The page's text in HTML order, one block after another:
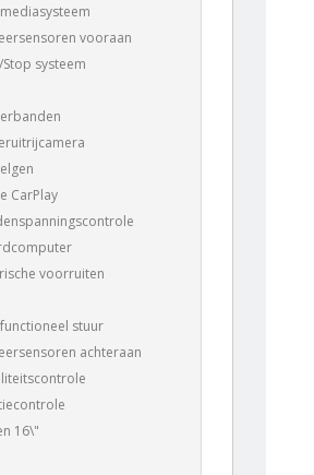
vooraan
Stop systeem
CarPlay
voorruiten
stuur
achteraan
16\"